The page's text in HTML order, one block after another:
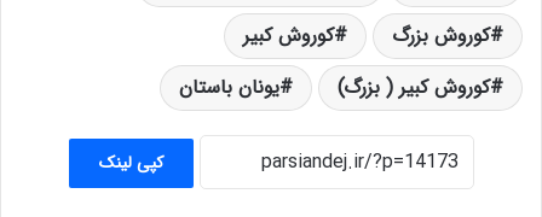
کوروش بزرگ
کوروش کبیر
کوروش کبیر ( بزرگ)
یونان باستان
کپی لینک